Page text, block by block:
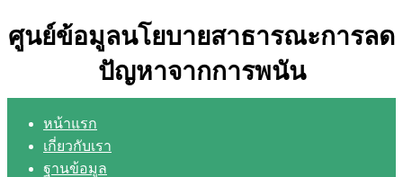
ศูนย์ข้อมูลนโยบายสาธารณะการลด
ปัญหาจากการพนัน
หน้าแรก
เกี่ยวกับเรา
ฐานข้อมูล